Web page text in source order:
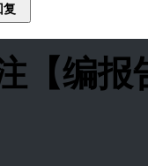
复
【编报